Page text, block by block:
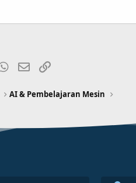
WhatsApp
Email
AI & Pembelajaran Mesin